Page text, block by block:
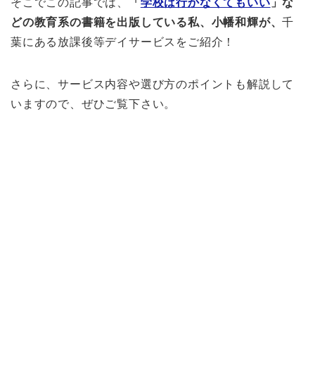
どの教育系の書籍を出版している私、小幡和輝が、千
葉にある放課後等デイサービスをご紹介！
さらに、サービス内容や選び方のポイントも解説して
いますので、ぜひご覧下さい。